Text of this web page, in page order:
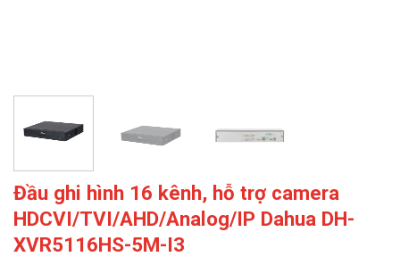
Đầu ghi hình 16 kênh, hỗ trợ camera
HDCVI/TVI/AHD/Analog/IP Dahua DH-
XVR5116HS-5M-I3